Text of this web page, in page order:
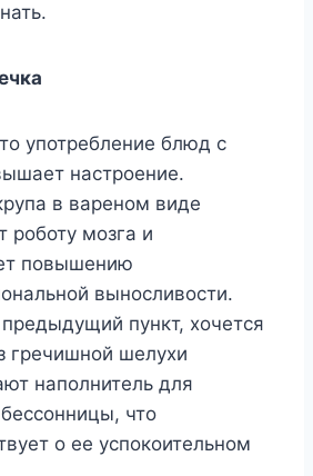
употребление блюд с
настроение.
в вареном виде
роботу мозга и
повышению
выносливости.
пункт, хочется
гречишной шелухи
наполнитель для
что
о ее успокоительном